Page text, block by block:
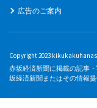
広告のご案内
Copyright 2023
赤坂経済新聞に掲載の記事
坂経済新聞またはその情報提